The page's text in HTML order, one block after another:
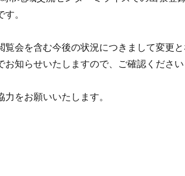
。
覧会を含む今後の状況につきまして変更
お知らせいたしますので、ご確認くださ
をお願いいたします。